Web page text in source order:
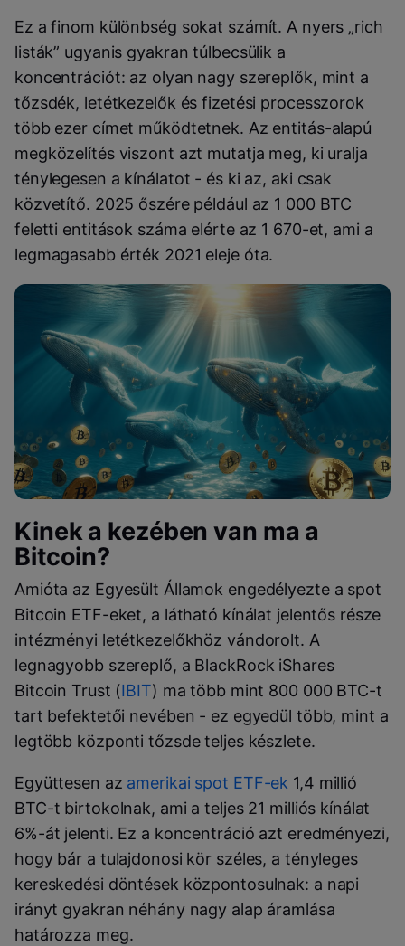
Ez a finom különbség sokat számít. A nyers „rich
listák” ugyanis gyakran túlbecsülik a
koncentrációt: az olyan nagy szereplők, mint a
tőzsdék, letétkezelők és fizetési processzorok
több ezer címet működtetnek. Az entitás-alapú
megközelítés viszont azt mutatja meg, ki uralja
ténylegesen a kínálatot - és ki az, aki csak
közvetítő. 2025 őszére például az 1 000 BTC
feletti entitások száma elérte az 1 670-et, ami a
legmagasabb érték 2021 eleje óta.
Kinek a kezében van ma a
Bitcoin?
Amióta az Egyesült Államok engedélyezte a spot
Bitcoin ETF-eket, a látható kínálat jelentős része
intézményi letétkezelőkhöz vándorolt. A
legnagyobb szereplő, a BlackRock iShares
Bitcoin Trust (IBIT) ma több mint 800 000 BTC-t
tart befektetői nevében - ez egyedül több, mint a
legtöbb központi tőzsde teljes készlete.
Együttesen az amerikai spot ETF-ek 1,4 millió
BTC-t birtokolnak, ami a teljes 21 milliós kínálat
6%-át jelenti. Ez a koncentráció azt eredményezi,
hogy bár a tulajdonosi kör széles, a tényleges
kereskedési döntések központosulnak: a napi
irányt gyakran néhány nagy alap áramlása
határozza meg.